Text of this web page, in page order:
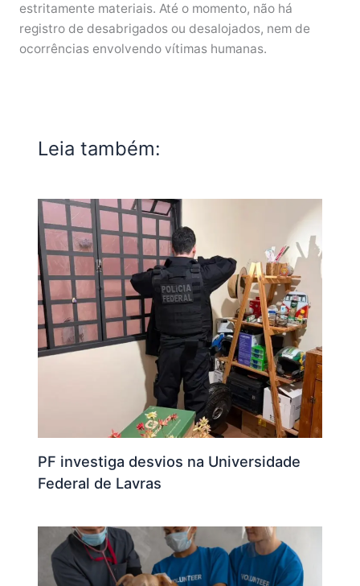
estritamente materiais. Até o momento, não há
registro de desabrigados ou desalojados, nem de
ocorrências envolvendo vítimas humanas.
Leia também:
PF investiga desvios na Universidade
Federal de Lavras